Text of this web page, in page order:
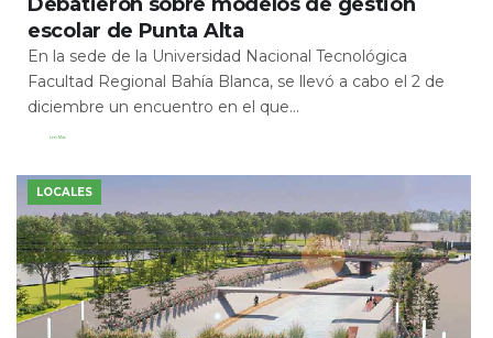
escolar de Punta Alta
En la sede de la Universidad Nacional Tecnológica
Facultad Regional Bahía Blanca, se llevó a cabo el 2 de
diciembre un encuentro en el que...
Leer Más
LOCALES